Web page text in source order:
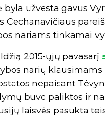
užvesta gavus
Cechanavičiaus
nariams tinkamai
2015-ųjų pavasarį
narių
nepaisant
buvo paliktos ir
laisvės pasukta